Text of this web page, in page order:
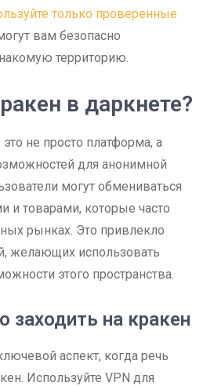
только проверенные
вам безопасно
территорию.
в даркнете?
не просто платформа, а
для анонимной
могут обмениваться
и товарами, которые часто
рынках. Это привлекло
желающих использовать
этого пространства.
заходить на кракен
аспект, когда речь
Используйте VPN для